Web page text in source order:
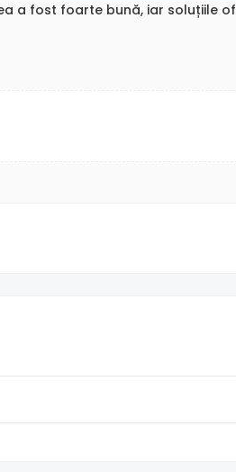
a fost foarte bună, iar soluțiile